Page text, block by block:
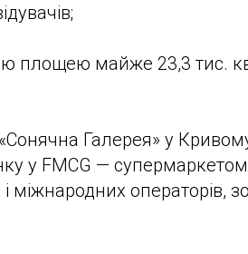
площею майже 23,3 тис.
Галерея» у
у FMCG — супермаркетом
міжнародних операторів,